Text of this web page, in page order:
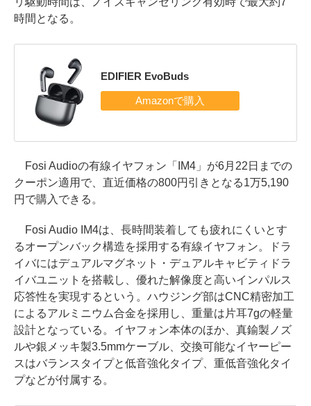
時間となる。
EDIFIER EvoBuds
Fosi Audioの有線イヤフォン「IM4」が6月22日までの
クーポン適用で、直近価格の800円引きとなる1万5,190
円で購入できる。
Fosi Audio IM4は、長時間装着しても疲れにくいとす
るオープンバック構造を採用する有線イヤフォン。ドラ
イバにはデュアルマグネット・デュアルキャビティドラ
イバユニットを搭載し、優れた解像度と高いインパルス
応答性を実現するという。ハウジング部はCNC精密加工
によるアルミニウム合金を採用し、重量は片耳7gの軽量
設計となっている。イヤフォン本体のほか、真鍮製ノズ
ルや銀メッキ製3.5mmケーブル、交換可能なイヤーピー
スはバランスタイプと低音強化タイプ、重低音強化タイ
プなどが付属する。